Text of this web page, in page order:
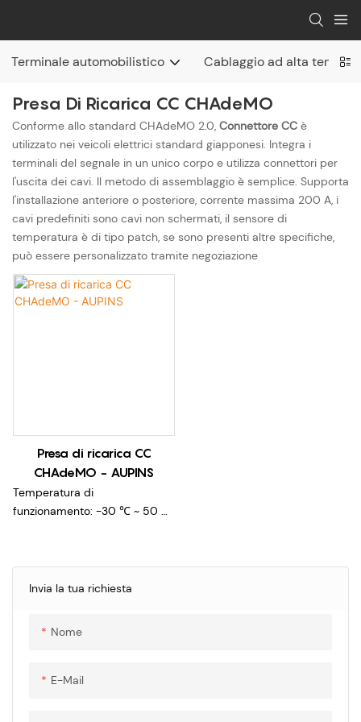
Terminale automobilistico Cablaggio ad alta
Presa Di Ricarica CC CHAdeMO
Conforme allo standard CHAdeMO 2.0, Connettore CC è
utilizzato nei veicoli elettrici standard giapponesi. Integra i
terminali del segnale in un unico corpo e utilizza connettori per
l'uscita dei cavi. Il metodo di assemblaggio è semplice. Supporta
l'installazione anteriore o posteriore, corrente massima 200 A, i
cavi predefiniti sono cavi non schermati, il sensore di
temperatura è di tipo patch, se sono presenti altre specifiche,
può essere personalizzato tramite negoziazione
Invia la tua richiesta
Nome
E-Mail
Presa di ricarica CC
CHAdeMO - AUPINS
Temperatura di
funzionamento: -30 ℃ ~ 50 ℃
Corrente nominale: 80 A, 125 A,
150 A, 200 A
Forza di inserimento ed